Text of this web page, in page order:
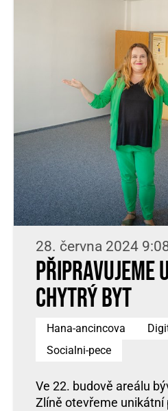
28. června 2024
Připravujeme
chytrý byt
Hana-ancincova
Socialni-pece
Ve 22. budově areálu
Zlíně otevřeme unikátní